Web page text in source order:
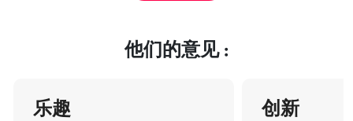
他们的意见 :
乐趣 创新